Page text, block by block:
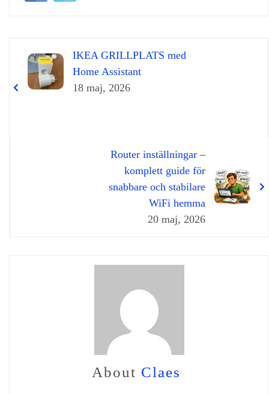
IKEA GRILLPLATS med
Home Assistant
18 maj, 2026
Router inställningar –
komplett guide för
snabbare och stabilare
WiFi hemma
20 maj, 2026
About Claes